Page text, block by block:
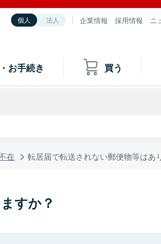
個人 法人 企業情報 採用情報 ニ
お手続き 買う
在 転居届で転送されない郵便物等はあ
すか？